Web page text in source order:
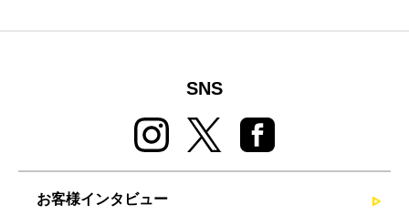
SNS
お客様インタビュー